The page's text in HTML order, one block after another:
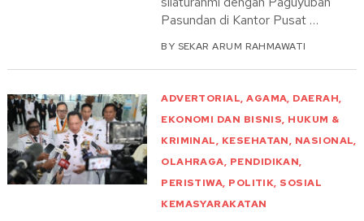
Pasundan di Kantor Pusat …
BY SEKAR ARUM RAHMAWATI
ADVERTORIAL,AGAMA, DAERAH,
EKONOMI DAN BISNIS, HUKUM &
KRIMINAL, KESEHATAN, NASIONAL,
OLAHRAGA, PENDIDIKAN,
PERISTIWA, POLITIK, SOSIAL
KEMASYARAKATAN